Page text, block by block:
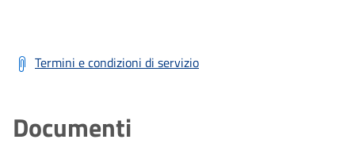
Termini e condizioni di servizio
Documenti